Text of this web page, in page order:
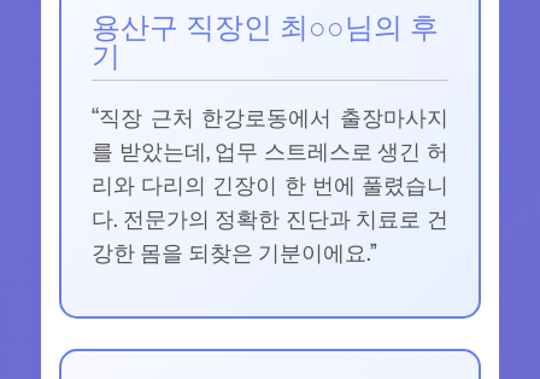
용산구 직장인 최○○님의 후
기
“직장 근처 한강로동에서 출장마사지
를 받았는데, 업무 스트레스로 생긴 허
리와 다리의 긴장이 한 번에 풀렸습니
다. 전문가의 정확한 진단과 치료로 건
강한 몸을 되찾은 기분이에요.”